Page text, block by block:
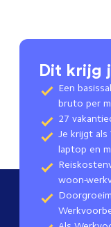
Dit krijg
Een
bruto per
27
Je krijgt
laptop en
woon-